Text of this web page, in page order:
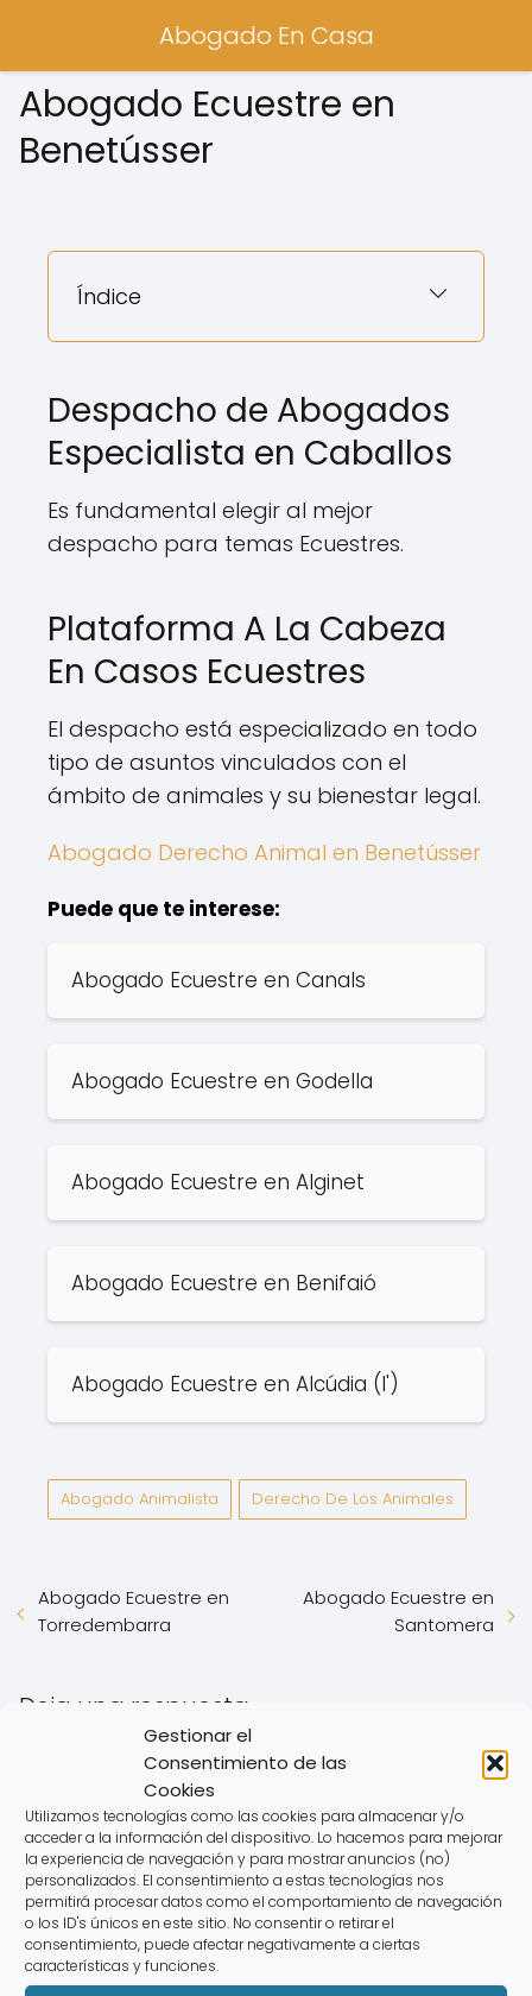
Gestionar el
Consentimiento de las
Cookies
Utilizamos tecnologías como las cookies para almacenar y/o
acceder a la información del dispositivo. Lo hacemos para mejorar
la experiencia de navegación y para mostrar anuncios (no)
personalizados. El consentimiento a estas tecnologías nos
permitirá procesar datos como el comportamiento de navegación
o los ID's únicos en este sitio. No consentir o retirar el
consentimiento, puede afectar negativamente a ciertas
características y funciones.
Abogado En Casa
Abogado Ecuestre en
Benetússer
Índice
Despacho de Abogados
Especialista en Caballos
Es fundamental elegir al mejor
despacho para temas Ecuestres.
Plataforma A La Cabeza
En Casos Ecuestres
El despacho está especializado en todo
tipo de asuntos vinculados con el
ámbito de animales y su bienestar legal.
Abogado Derecho Animal en Benetússer
Puede que te interese:
Abogado Ecuestre en Canals
Abogado Ecuestre en Godella
Abogado Ecuestre en Alginet
Abogado Ecuestre en Benifaió
Abogado Ecuestre en Alcúdia (l')
Abogado Animalista Derecho De Los Animales
Abogado Ecuestre en
Torredembarra
Abogado Ecuestre en
Santomera
Deja una respuesta